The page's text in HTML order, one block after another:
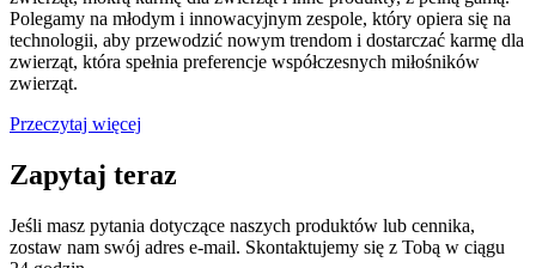
Polegamy na młodym i innowacyjnym zespole, który opiera się na
technologii, aby przewodzić nowym trendom i dostarczać karmę dla
zwierząt, która spełnia preferencje współczesnych miłośników
zwierząt.
Przeczytaj więcej
Zapytaj teraz
Jeśli masz pytania dotyczące naszych produktów lub cennika,
zostaw nam swój adres e-mail. Skontaktujemy się z Tobą w ciągu